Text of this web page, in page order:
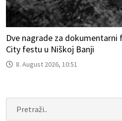
Dve nagrade za dokumentarni
City festu u Niškoj Banji
8. August 2026, 10:51